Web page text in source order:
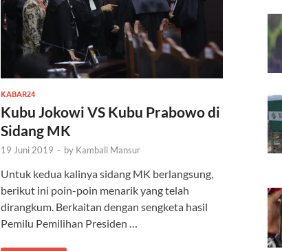
KABAR24
Kubu Jokowi VS Kubu Prabowo di
Sidang MK
19 Juni 2019 - by Kambali Mansur
Untuk kedua kalinya sidang MK berlangsung,
berikut ini poin-poin menarik yang telah
dirangkum. Berkaitan dengan sengketa hasil
Pemilu Pemilihan Presiden …